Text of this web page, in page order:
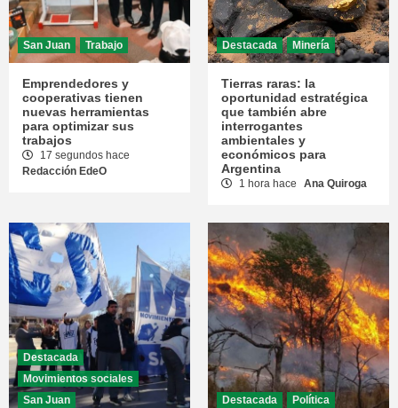
San Juan Trabajo
Emprendedores y
cooperativas tienen
nuevas herramientas
para optimizar sus
trabajos
17 segundos hace
Redacción EdeO
Destacada Minería
Tierras raras: la
oportunidad estratégica
que también abre
interrogantes
ambientales y
económicos para
Argentina
1 hora hace Ana Quiroga
Destacada
Movimientos sociales
San Juan
Destacada Política